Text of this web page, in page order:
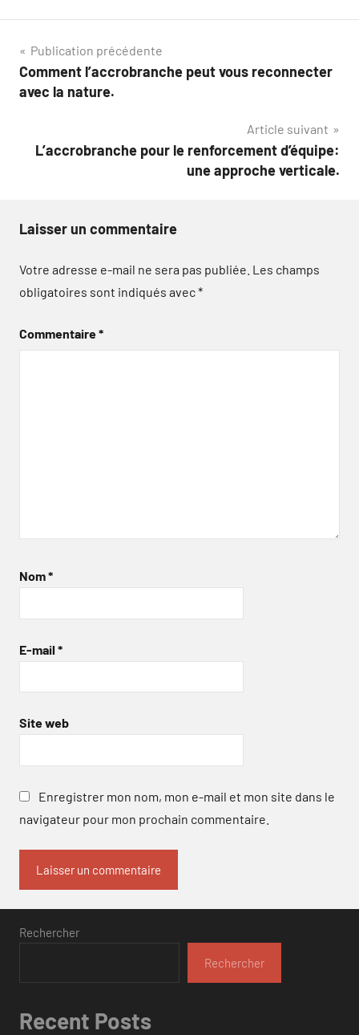
Navigation
de
Publication précédente
Comment l’accrobranche peut vous reconnecter
avec la nature.
Article suivant
L’accrobranche pour le renforcement d’équipe:
une approche verticale.
Laisser un commentaire
Votre adresse e-mail ne sera pas publiée. Les champs
obligatoires sont indiqués avec*
Commentaire*
Nom*
E-mail *
Site web
Enregistrer mon nom, mon e-mail et mon site dans le
navigateur pour mon prochain commentaire.
Rechercher
Rechercher
Recent Posts